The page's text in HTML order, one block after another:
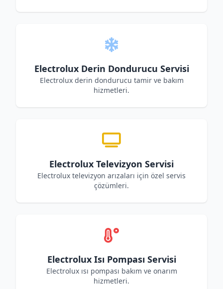
Electrolux Derin Dondurucu Servisi
Electrolux derin dondurucu tamir ve bakım
hizmetleri.
Electrolux Televizyon Servisi
Electrolux televizyon arızaları için özel servis
çözümleri.
Electrolux Isı Pompası Servisi
Electrolux ısı pompası bakım ve onarım
hizmetleri.